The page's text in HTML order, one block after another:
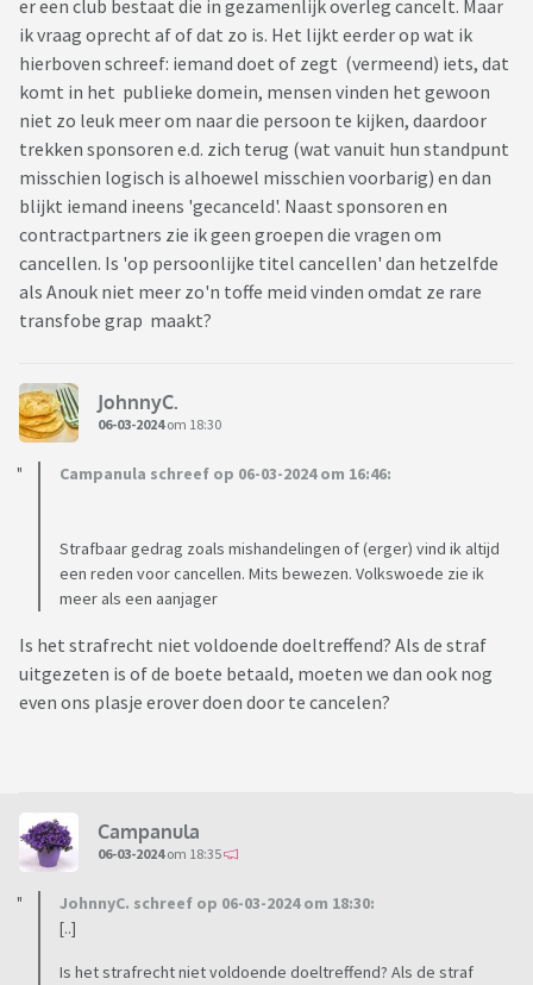
er een club bestaat die in gezamenlijk overleg cancelt. Maar
ik vraag oprecht af of dat zo is. Het lijkt eerder op wat ik
hierboven schreef: iemand doet of zegt (vermeend) iets, dat
komt in het publieke domein, mensen vinden het gewoon
niet zo leuk meer om naar die persoon te kijken, daardoor
trekken sponsoren e.d. zich terug (wat vanuit hun standpunt
misschien logisch is alhoewel misschien voorbarig) en dan
blijkt iemand ineens 'gecanceld'. Naast sponsoren en
contractpartners zie ik geen groepen die vragen om
cancellen. Is 'op persoonlijke titel cancellen' dan hetzelfde
als Anouk niet meer zo'n toffe meid vinden omdat ze rare
transfobe grap maakt?
JohnnyC.
06-03-2024om 18:30
Campanula schreef op 06-03-2024 om 16:46:
Strafbaar gedrag zoals mishandelingen of (erger) vind ik altijd
een reden voor cancellen. Mits bewezen. Volkswoede zie ik
meer als een aanjager
Is het strafrecht niet voldoende doeltreffend? Als de straf
uitgezeten is of de boete betaald, moeten we dan ook nog
even ons plasje erover doen door te cancelen?
Campanula
06-03-2024om 18:35
JohnnyC. schreef op 06-03-2024 om 18:30:
[..]
Is het strafrecht niet voldoende doeltreffend? Als de straf